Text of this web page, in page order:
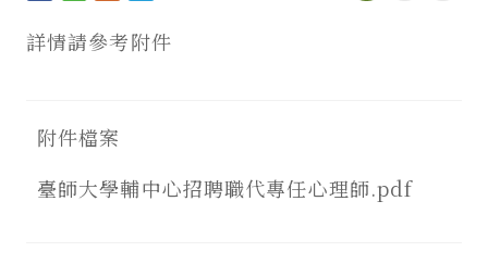
詳情請參考附件
附件檔案
臺師大學輔中心招聘職代專任心理師.pdf